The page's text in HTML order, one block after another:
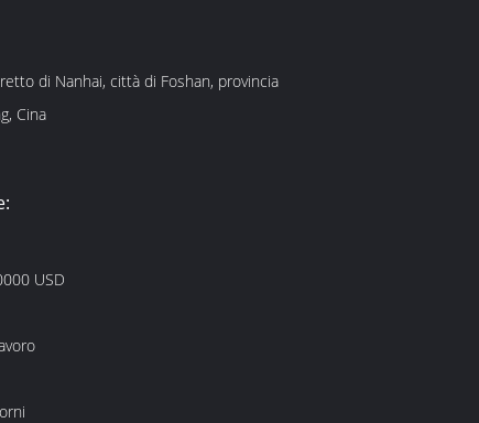
di Nanhai, città di Foshan, provincia
Cina
USD